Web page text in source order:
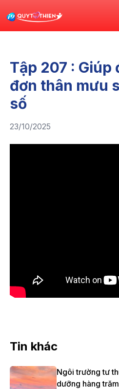
Tập 207 : Giúp
đơn thân mưu
số
23/10/2025
Tin khác
Ngôi trường tư
dưỡng hàng